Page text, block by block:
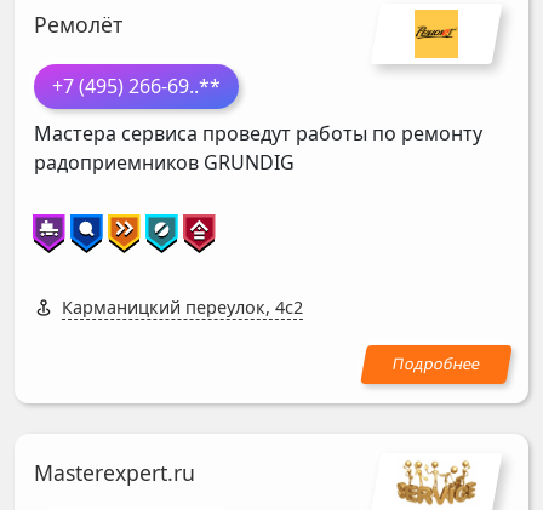
Ремолёт
+7 (495) 266-69..**
Мастера сервиса проведут работы по ремонту
радоприемников GRUNDIG
Карманицкий переулок, 4с2
Masterexpert.ru